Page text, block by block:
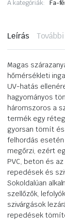
500ml
mennyiség
A kategóriák: Fa-
Leírás
Magas
hőmérsékleti
UV-hatás
hagyományos
háromszoros a
termék egy
gyorsan tömít
felhordás esetén
megőrzi, ezért
PVC, beton és
repedések és
Sokoldalúan
szellőzők,
szivárgások
repedések